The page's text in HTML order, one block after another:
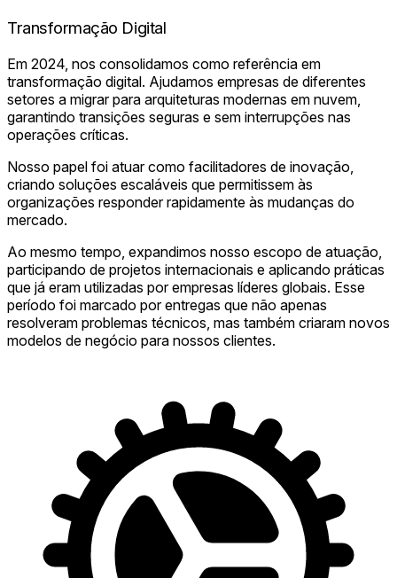
Transformação Digital
Em 2024, nos consolidamos como referência em
transformação digital. Ajudamos empresas de diferentes
setores a migrar para arquiteturas modernas em nuvem,
garantindo transições seguras e sem interrupções nas
operações críticas.
Nosso papel foi atuar como facilitadores de inovação,
criando soluções escaláveis que permitissem às
organizações responder rapidamente às mudanças do
mercado.
Ao mesmo tempo, expandimos nosso escopo de atuação,
participando de projetos internacionais e aplicando práticas
que já eram utilizadas por empresas líderes globais. Esse
período foi marcado por entregas que não apenas
resolveram problemas técnicos, mas também criaram novos
modelos de negócio para nossos clientes.